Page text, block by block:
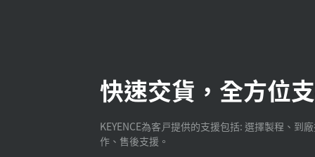
快速交貨，全方位
KEYENCE為客戸提供的支援包括: 選擇製程、到
作、售後支援。